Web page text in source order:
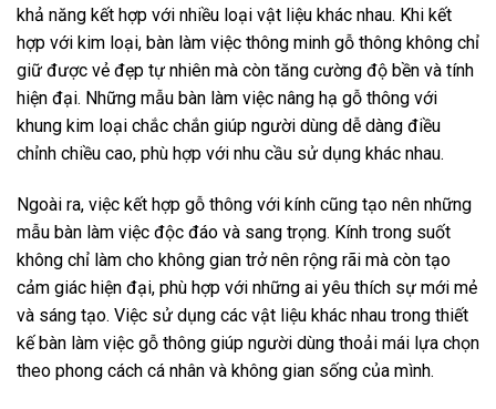
khả năng kết hợp với nhiều loại vật liệu khác nhau. Khi kết
hợp với kim loại, bàn làm việc thông minh gỗ thông không chỉ
giữ được vẻ đẹp tự nhiên mà còn tăng cường độ bền và tính
hiện đại. Những mẫu bàn làm việc nâng hạ gỗ thông với
khung kim loại chắc chắn giúp người dùng dễ dàng điều
chỉnh chiều cao, phù hợp với nhu cầu sử dụng khác nhau.
Ngoài ra, việc kết hợp gỗ thông với kính cũng tạo nên những
mẫu bàn làm việc độc đáo và sang trọng. Kính trong suốt
không chỉ làm cho không gian trở nên rộng rãi mà còn tạo
cảm giác hiện đại, phù hợp với những ai yêu thích sự mới mẻ
và sáng tạo. Việc sử dụng các vật liệu khác nhau trong thiết
kế bàn làm việc gỗ thông giúp người dùng thoải mái lựa chọn
theo phong cách cá nhân và không gian sống của mình.